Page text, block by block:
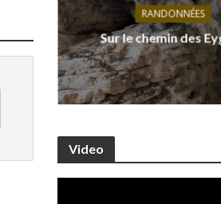
RANDONNÉES
Sur le chemin des
Video